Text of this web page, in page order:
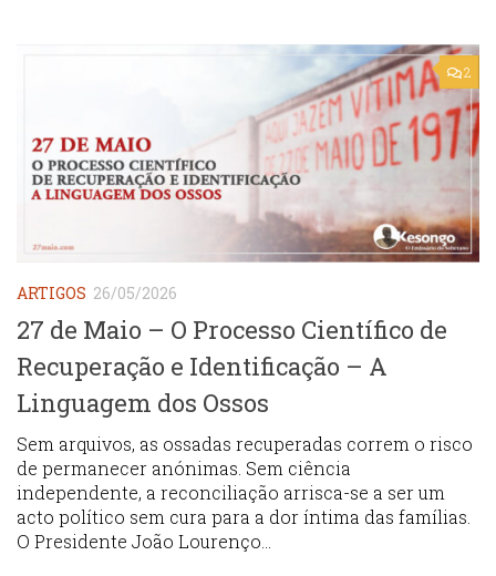
2
ARTIGOS 26/05/2026
27 de Maio – O Processo Científico de
Recuperação e Identificação – A
Linguagem dos Ossos
Sem arquivos, as ossadas recuperadas correm o risco
de permanecer anónimas. Sem ciência
independente, a reconciliação arrisca-se a ser um
acto político sem cura para a dor íntima das famílias.
O Presidente João Lourenço...